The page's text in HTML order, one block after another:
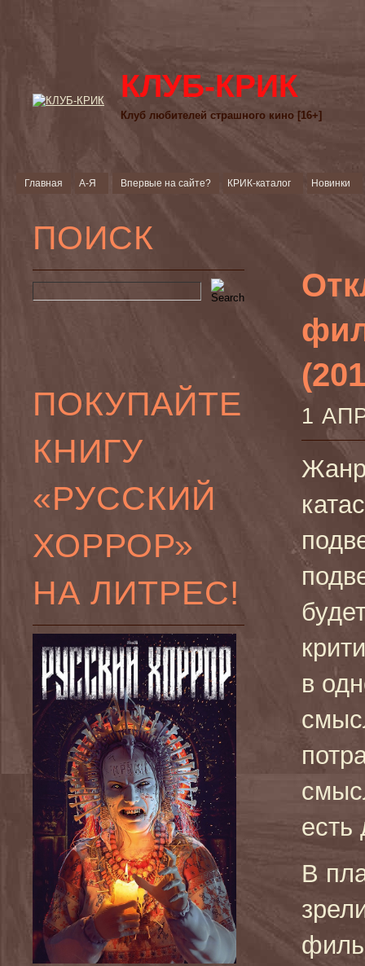
КЛУБ-КРИК
Клуб любителей страшного кино [16+]
Главная А-Я Впервые на сайте? КРИК-каталог Новинки
ПОИСК
ПОКУПАЙТЕ
КНИГУ
«РУССКИЙ
ХОРРОР»
НА ЛИТРЕС!
1
в
есть
В